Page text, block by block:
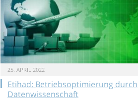
25. APRIL 2022
Etihad: Betriebsoptimierung durch
Datenwissenschaft